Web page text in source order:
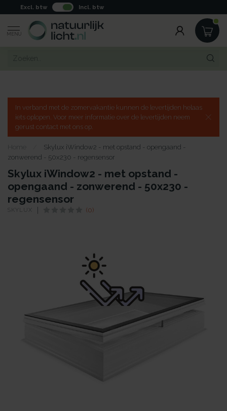
Excl. btw Incl. btw
MENU
In verband met de zomervakantie kunnen de levertijden helaas
iets oplopen. Voor meer informatie over de levertijden neem
gerust contact met ons op.
Home
Skylux iWindow2 - met opstand - opengaand -
zonwerend - 50x230 - regensensor
Skylux iWindow2 - met opstand -
opengaand - zonwerend - 50x230 -
regensensor
SKYLUX (0)